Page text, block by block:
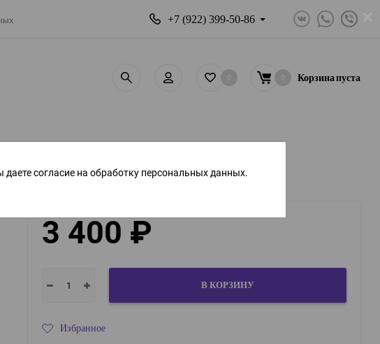
согласие на обработку персональных данных.
+7 (922) 399-50-86
0 0 Корзинапуста
3 400₽
В КОРЗИНУ
Избранное